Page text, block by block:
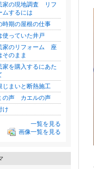
家の現地調査 リフ
ムするには
時期の屋根の仕事
使っていた井戸
家のリフォーム 座
そのまま
家を購入するにあた
じまいと断熱施工
の声 カエルの声
け
一覧を見る
画像一覧を見る